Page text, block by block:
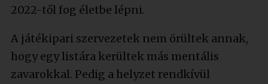
2022-től fog életbe lépni.
A játékipari szervezetek nem örültek annak,
hogy egy listára kerültek más mentális
zavarokkal. Pedig a helyzet rendkívül